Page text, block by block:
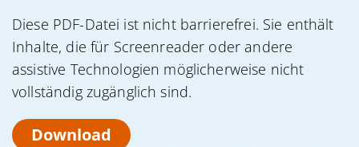
Diese PDF-Datei ist nicht barrierefrei. Sie enthält
Inhalte, die für Screenreader oder andere
assistive Technologien möglicherweise nicht
vollständig zugänglich sind.
Download